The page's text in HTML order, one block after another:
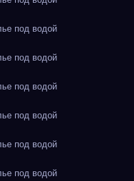
под водой
под водой
под водой
под водой
под водой
под водой